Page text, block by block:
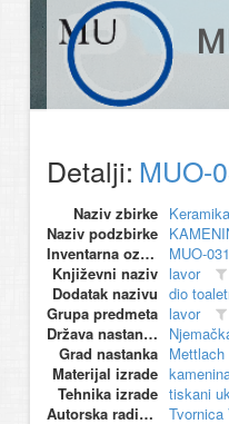
Detalji: MUO-
Naziv zbirke Keramika
Naziv podzbirke
Inventarna oznaka
MUO-
Književni naziv lavor
Dodatak nazivu dio
Grupa predmeta lavor
Država nastanka
Grad nastanka Mettlach
Materijal izrade
Tehnika izrade tiskani
Autorska radionica (proizvođač)